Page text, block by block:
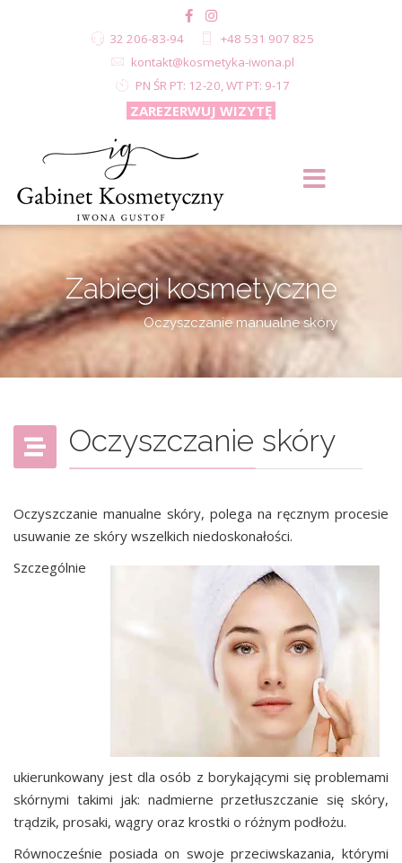
32 206-83-94
+48 531 907 825
kontakt@kosmetyka-iwona.pl
PN ŚR PT: 12-20, WT PT: 9-17
ZAREZERWUJ WIZYTĘ
Zabiegi kosmetyczne
Oczyszczanie manualne skóry
Oczyszczanie skóry
Oczyszczanie manualne skóry, polega na ręcznym procesie
usuwanie ze skóry wszelkich niedoskonałości.
Szczególnie
ukierunkowany jest dla osób z borykającymi się problemami
skórnymi takimi jak: nadmierne przetłuszczanie się skóry,
trądzik, prosaki, wągry oraz krostki o różnym podłożu.
Równocześnie posiada on swoje przeciwskazania, którymi